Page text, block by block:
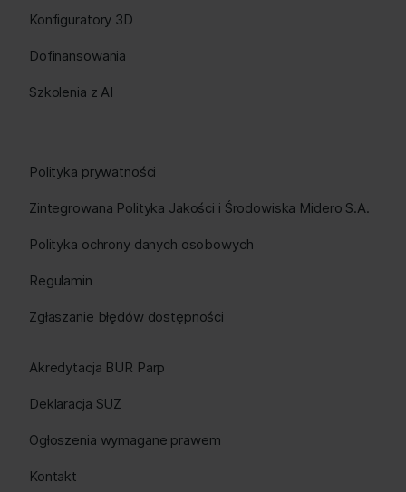
Konfiguratory 3D
Dofinansowania
Szkolenia z AI
Polityka prywatności
Zintegrowana Polityka Jakości i Środowiska Midero S.A.
Polityka ochrony danych osobowych
Regulamin
Zgłaszanie błędów dostępności
Akredytacja BUR Parp
Deklaracja SUZ
Ogłoszenia wymagane prawem
Kontakt